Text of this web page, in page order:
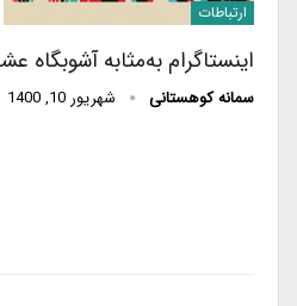
ارتباطات
اینستاگرام به‌مثابه آشوبگاه عشق
سمانه کوهستانی شهریور 10, 1400